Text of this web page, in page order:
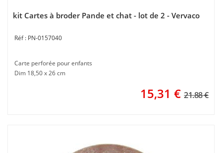
kit Cartes à broder Pande et chat - lot de 2 - Vervaco
PN-0157040
Carte perforée pour enfants
Dim 18,50 x 26 cm
15,31 € 21.88 €